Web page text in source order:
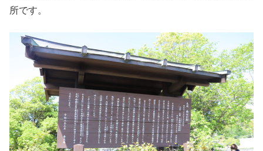
所です。